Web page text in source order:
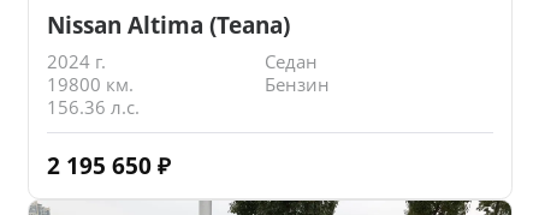
Nissan Altima (Teana)
2024 г.
Седан
19800 км.
Бензин
156.36 л.с.
2 195 650 ₽